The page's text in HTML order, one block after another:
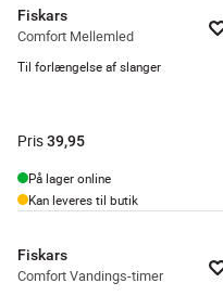
Fiskars
Comfort Mellemled
Til forlængelse af slanger
Pris39,95
På lager online
Kan leveres til butik
Fiskars
Comfort Vandings-timer